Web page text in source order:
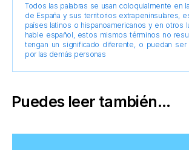
Todos las palabras se usan coloquialmente en
de España y sus territorios extrapeninsulares,
países latinos o hispanoamericanos y en otros
hable español, estos mismos términos no
tengan un significado diferente, o puedan ser
por las demás personas
Puedes leer también...